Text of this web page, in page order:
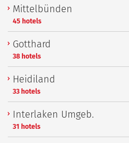
Mittelbünden
45 hotels
Gotthard
38 hotels
Heidiland
33 hotels
Interlaken Umgeb.
31 hotels